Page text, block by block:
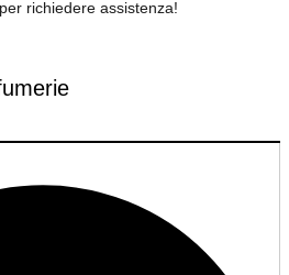
richiedere assistenza!